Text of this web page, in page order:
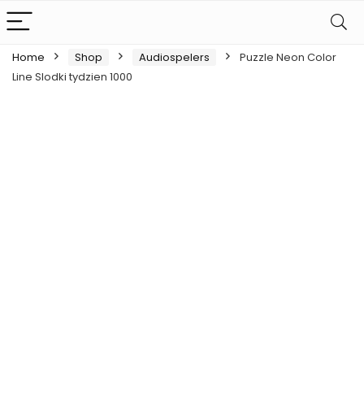
Home Shop Audiospelers
Puzzle Neon Color
Line Slodki tydzien 1000